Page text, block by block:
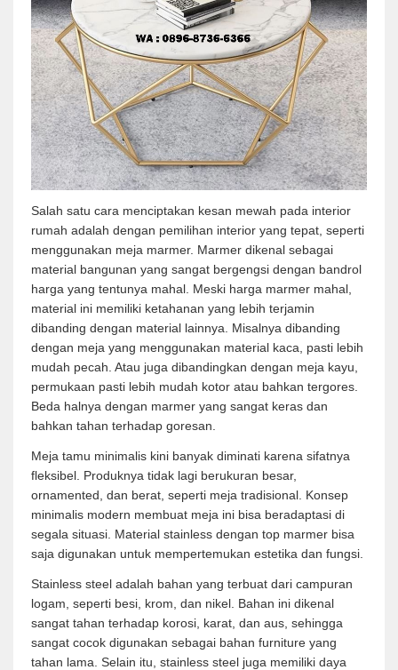
Salah satu cara menciptakan kesan mewah pada interior
rumah adalah dengan pemilihan interior yang tepat, seperti
menggunakan meja marmer. Marmer dikenal sebagai
material bangunan yang sangat bergengsi dengan bandrol
harga yang tentunya mahal. Meski harga marmer mahal,
material ini memiliki ketahanan yang lebih terjamin
dibanding dengan material lainnya. Misalnya dibanding
dengan meja yang menggunakan material kaca, pasti lebih
mudah pecah. Atau juga dibandingkan dengan meja kayu,
permukaan pasti lebih mudah kotor atau bahkan tergores.
Beda halnya dengan marmer yang sangat keras dan
bahkan tahan terhadap goresan.
Meja tamu minimalis kini banyak diminati karena sifatnya
fleksibel. Produknya tidak lagi berukuran besar,
ornamented, dan berat, seperti meja tradisional. Konsep
minimalis modern membuat meja ini bisa beradaptasi di
segala situasi. Material stainless dengan top marmer bisa
saja digunakan untuk mempertemukan estetika dan fungsi.
Stainless steel adalah bahan yang terbuat dari campuran
logam, seperti besi, krom, dan nikel. Bahan ini dikenal
sangat tahan terhadap korosi, karat, dan aus, sehingga
sangat cocok digunakan sebagai bahan furniture yang
tahan lama. Selain itu, stainless steel juga memiliki daya